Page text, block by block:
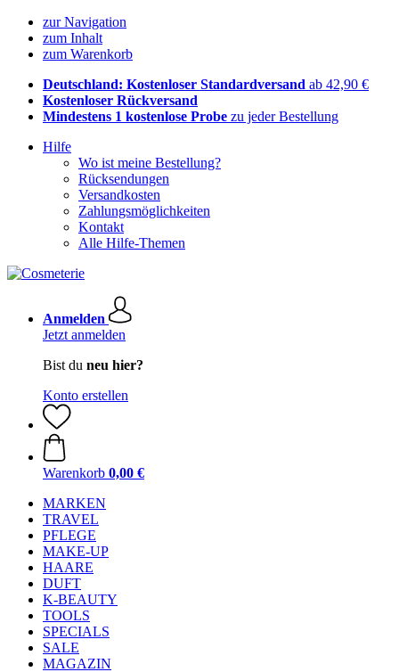
zur Navigation
zum Inhalt
zum Warenkorb
Deutschland: Kostenloser Standardversand ab 42,90 €
Kostenloser Rückversand
Mindestens 1 kostenlose Probe zu jeder Bestellung
Hilfe
Wo ist meine Bestellung?
Rücksendungen
Versandkosten
Zahlungsmöglichkeiten
Kontakt
Alle Hilfe-Themen
Anmelden
Jetzt anmelden
Bist du neu hier?
Konto erstellen
Warenkorb 0,00 €
MARKEN
TRAVEL
PFLEGE
MAKE-UP
HAARE
DUFT
K-BEAUTY
TOOLS
SPECIALS
SALE
MAGAZIN